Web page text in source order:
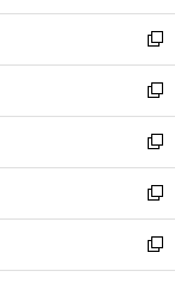
開
く
ウ
で
開
く
ン
ド
ウ
で
開
く
ウ
ィ
ン
ド
ウ
で
開
く
新
し
い
ウ
ィ
ン
ド
ウ
で
開
新
し
い
ウ
ィ
ン
ド
ウ
新
し
い
ウ
ィ
ン
新
し
い
ウ
新
し